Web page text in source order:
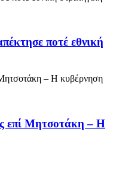
ποτέ εθνική
επί Μητσοτάκη – Η